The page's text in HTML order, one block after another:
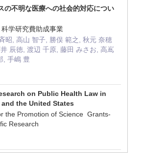
の不明な医療への社会的対応につい
学研究費助成事業
昭, 高山 智子, 勝俣 範之, 秋元 奈穂
辰徳, 渡辺 千原, 藤田 みさお, 高嶌
, 手嶋 豊
on Public Health Law in
the United States
the Promotion of Science Grants-
Research